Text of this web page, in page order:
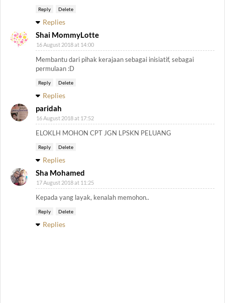
Reply Delete
Replies
Shai MommyLotte
16 August 2018 at 14:00
Membantu dari pihak kerajaan sebagai inisiatif, sebagai
permulaan :D
Reply Delete
Replies
paridah
16 August 2018 at 17:52
ELOKLH MOHON CPT JGN LPSKN PELUANG
Reply Delete
Replies
Sha Mohamed
17 August 2018 at 11:25
Kepada yang layak, kenalah memohon..
Reply Delete
Replies